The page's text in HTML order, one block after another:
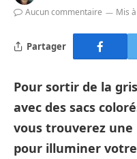
Aucun commentaire
Mis
Partager
Pour sortir de la
avec des sacs
vous trouverez une
pour illuminer